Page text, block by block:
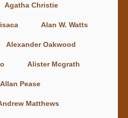
Agatha Christie
Alan W. Watts
Alexander Oakwood
Alister Mcgrath
Allan Pease
Matthews